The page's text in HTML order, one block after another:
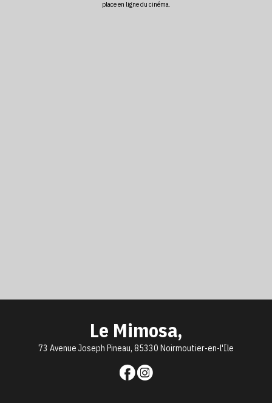
place en ligne du cinéma.
Le Mimosa,
73 Avenue Joseph Pineau, 85330 Noirmoutier-en-l'Ile